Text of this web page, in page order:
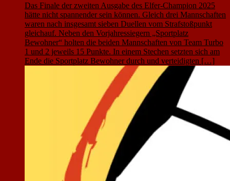
Das Finale der zweiten Ausgabe des Elfer-Champion 2025
hätte nicht spannender sein können. Gleich drei Mannschaften
waren nach insgesamt sieben Duellen vom Strafstoßpunkt
gleichauf. Neben den Vorjahressiegern „Sportplatz
Bewohner“ holten die beiden Mannschaften von Team Turbo
1 und 2 jeweils 15 Punkte. In einem Stechen setzten sich am
Ende die Sportplatz Bewohner durch und verteidigten […]